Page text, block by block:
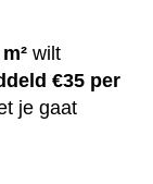
wilt
€35 per
je gaat